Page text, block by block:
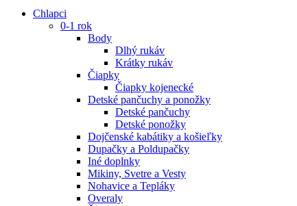
Chlapci
0-1 rok
Body
Dlhý rukáv
Krátky rukáv
Čiapky
Čiapky kojenecké
Detské pančuchy a ponožky
Detské pančuchy
Detské ponožky
Dojčenské kabátiky a košieľky
Dupačky a Poldupačky
Iné doplnky
Mikiny, Svetre a Vesty
Nohavice a Tepláky
Overaly